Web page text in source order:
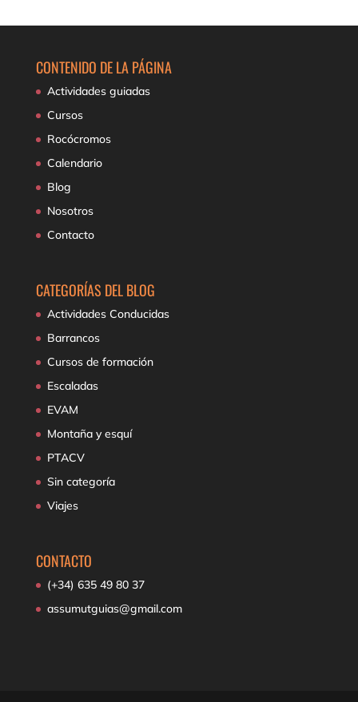
CONTENIDO DE LA PÁGINA
Actividades guiadas
Cursos
Rocócromos
Calendario
Blog
Nosotros
Contacto
CATEGORÍAS DEL BLOG
Actividades Conducidas
Barrancos
Cursos de formación
Escaladas
EVAM
Montaña y esquí
PTACV
Sin categoría
Viajes
CONTACTO
(+34) 635 49 80 37
assumutguias@gmail.com